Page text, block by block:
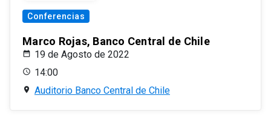
Conferencias
Marco Rojas, Banco Central de Chile
19 de Agosto de 2022
14:00
Auditorio Banco Central de Chile